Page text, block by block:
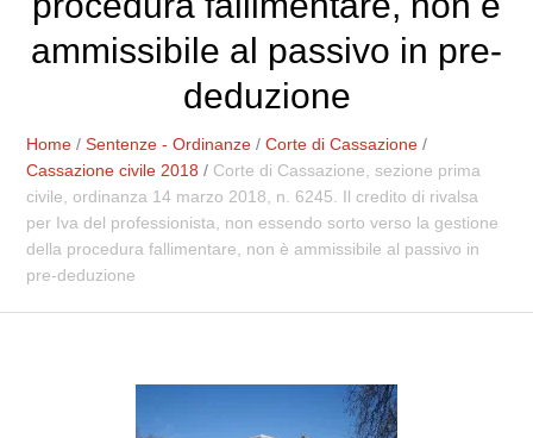
ammissibile al passivo in pre-
deduzione
Home /Sentenze - Ordinanze /Corte di Cassazione /
Cassazione civile 2018 / Corte di Cassazione, sezione prima
civile, ordinanza 14 marzo 2018, n. 6245. Il credito di rivalsa
per Iva del professionista, non essendo sorto verso la gestione
della procedura fallimentare, non è ammissibile al passivo in
pre-deduzione